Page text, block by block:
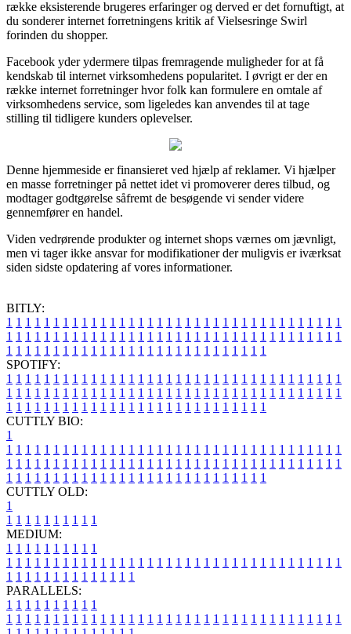
række eksisterende brugeres erfaringer og derved er det fornuftigt, at
du sonderer internet forretningens kritik af Vielsesringe Swirl
forinden du shopper.
Facebook yder ydermere tilpas fremragende muligheder for at få
kendskab til internet virksomhedens popularitet. I øvrigt er der en
række internet forretninger hvor folk kan formulere en omtale af
virksomhedens service, som ligeledes kan anvendes til at tage
stilling til tidligere kunders oplevelser.
Denne hjemmeside er finansieret ved hjælp af reklamer. Vi hjælper
en masse forretninger på nettet idet vi promoverer deres tilbud, og
modtager godtgørelse såfremt de besøgende vi sender videre
gennemfører en handel.
Viden vedrørende produkter og internet shops værnes om jævnligt,
men vi tager ikke ansvar for modifikationer der muligvis er iværksat
siden sidste opdatering af vores informationer.
BITLY:
1 1 1 1 1 1 1 1 1 1 1 1 1 1 1 1 1 1 1 1 1 1 1 1 1 1 1 1 1 1 1 1 1 1 1 1
1 1 1 1 1 1 1 1 1 1 1 1 1 1 1 1 1 1 1 1 1 1 1 1 1 1 1 1 1 1 1 1 1 1 1 1
1 1 1 1 1 1 1 1 1 1 1 1 1 1 1 1 1 1 1 1 1 1 1 1 1 1 1 1
SPOTIFY:
1 1 1 1 1 1 1 1 1 1 1 1 1 1 1 1 1 1 1 1 1 1 1 1 1 1 1 1 1 1 1 1 1 1 1 1
1 1 1 1 1 1 1 1 1 1 1 1 1 1 1 1 1 1 1 1 1 1 1 1 1 1 1 1 1 1 1 1 1 1 1 1
1 1 1 1 1 1 1 1 1 1 1 1 1 1 1 1 1 1 1 1 1 1 1 1 1 1 1 1
CUTTLY BIO:
1
1 1 1 1 1 1 1 1 1 1 1 1 1 1 1 1 1 1 1 1 1 1 1 1 1 1 1 1 1 1 1 1 1 1 1 1
1 1 1 1 1 1 1 1 1 1 1 1 1 1 1 1 1 1 1 1 1 1 1 1 1 1 1 1 1 1 1 1 1 1 1 1
1 1 1 1 1 1 1 1 1 1 1 1 1 1 1 1 1 1 1 1 1 1 1 1 1 1 1 1
CUTTLY OLD:
1
1 1 1 1 1 1 1 1 1 1
MEDIUM:
1 1 1 1 1 1 1 1 1 1
1 1 1 1 1 1 1 1 1 1 1 1 1 1 1 1 1 1 1 1 1 1 1 1 1 1 1 1 1 1 1 1 1 1 1 1
1 1 1 1 1 1 1 1 1 1 1 1 1 1
PARALLELS:
1 1 1 1 1 1 1 1 1 1
1 1 1 1 1 1 1 1 1 1 1 1 1 1 1 1 1 1 1 1 1 1 1 1 1 1 1 1 1 1 1 1 1 1 1 1